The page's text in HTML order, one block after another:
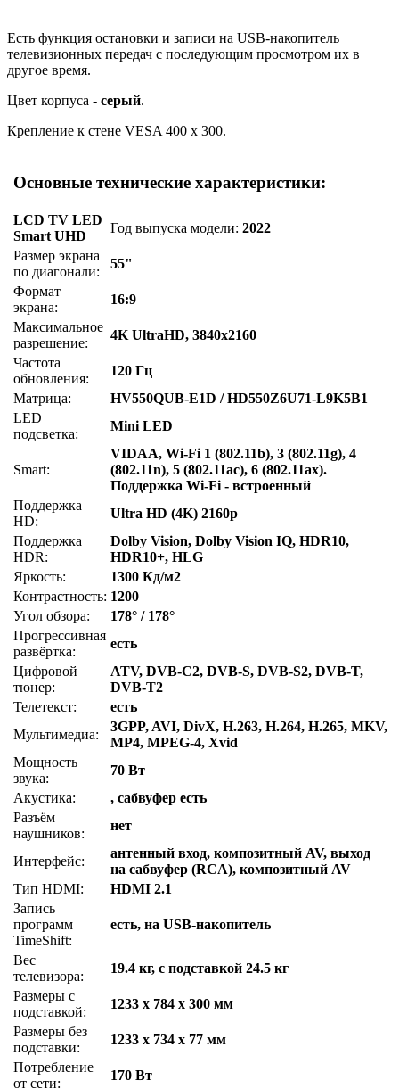
Есть функция остановки и записи на USB-накопитель
телевизионных передач с последующим просмотром их в
другое время.
Цвет корпуса - серый.
Крепление к стене VESA 400 x 300.
Основные технические характеристики:
LCD TV LED
Smart UHD
Год выпуска модели:2022
Размер экрана
по диагонали:
55"
Формат
экрана:
16:9
Максимальное
разрешение:
4K UltraHD, 3840x2160
Частота
обновления:
120 Гц
Матрица:
HV550QUB-E1D / HD550Z6U71-L9K5B1
LED
подсветка:
Mini LED
Smart:
VIDAA, Wi-Fi 1 (802.11b), 3 (802.11g), 4
(802.11n), 5 (802.11ac), 6 (802.11ax).
Поддержка Wi-Fi - встроенный
Поддержка
HD:
Ultra HD (4K) 2160p
Поддержка
HDR:
Dolby Vision, Dolby Vision IQ, HDR10,
HDR10+, HLG
Яркость:
1300 Кд/м2
Контрастность: 1200
Угол обзора:
178° / 178°
Прогрессивная
развёртка:
есть
Цифровой
тюнер:
ATV, DVB-C2, DVB-S, DVB-S2, DVB-T,
DVB-T2
Телетекст:
есть
Мультимедиа:
3GPP, AVI, DivX, H.263, H.264, H.265, MKV,
MP4, MPEG-4, Xvid
Мощность
звука:
70 Вт
Акустика:
, сабвуфер есть
Разъём
наушников:
нет
Интерфейс:
антенный вход, композитный AV, выход
на сабвуфер (RCA), композитный AV
Тип HDMI:
HDMI 2.1
Запись
программ
TimeShift:
есть, на USB-накопитель
Вес
телевизора:
19.4 кг, с подставкой 24.5 кг
Размеры с
подставкой:
1233 x 784 x 300 мм
Размеры без
подставки:
1233 x 734 x 77 мм
Потребление
от сети:
170 Вт